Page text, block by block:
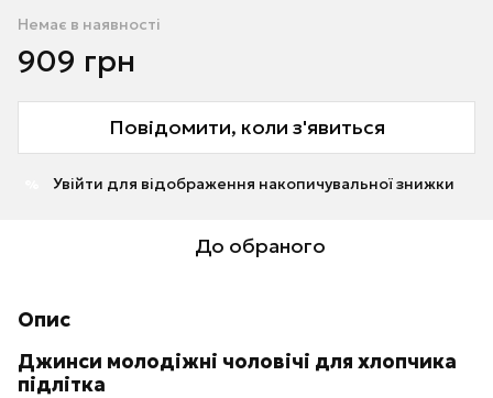
Немає в наявності
909 грн
Повідомити, коли з'явиться
Увійти для відображення накопичувальної знижки
До обраного
Опис
Джинси молодіжні чоловічі для хлопчика
підлітка